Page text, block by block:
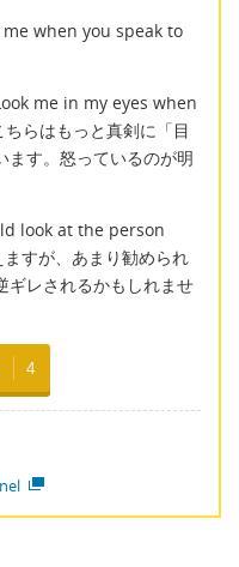
me when you speak to
me in my eyes when
らはもっと真剣に「目
ます。怒っているのが明
look at the person
すが、あまり勧められ
ギレされるかもしれませ
4